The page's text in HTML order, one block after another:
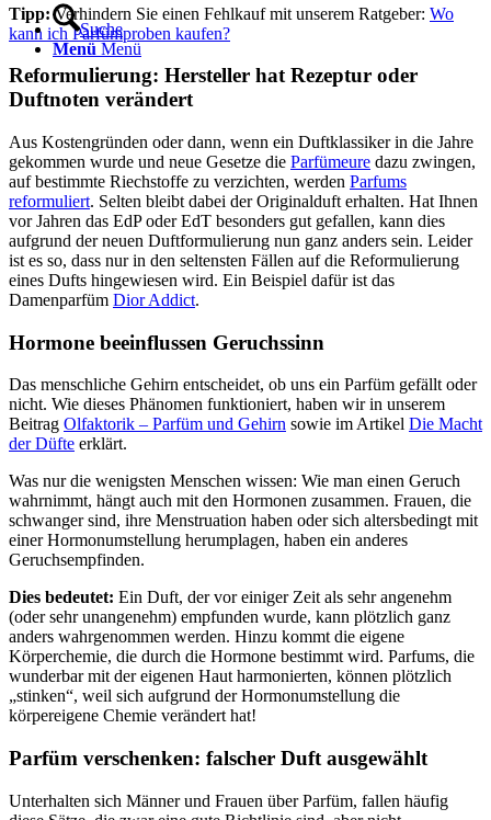
Suche
Menü Menü
Tipp:Verhindern Sie einen Fehlkauf mit unserem Ratgeber: Wo
kann ich Parfümproben kaufen?
Reformulierung: Hersteller hat Rezeptur oder
Duftnoten verändert
Aus Kostengründen oder dann, wenn ein Duftklassiker in die Jahre
gekommen wurde und neue Gesetze die Parfümeure dazu zwingen,
auf bestimmte Riechstoffe zu verzichten, werden Parfums
reformuliert. Selten bleibt dabei der Originalduft erhalten. Hat Ihnen
vor Jahren das EdP oder EdT besonders gut gefallen, kann dies
aufgrund der neuen Duftformulierung nun ganz anders sein. Leider
ist es so, dass nur in den seltensten Fällen auf die Reformulierung
eines Dufts hingewiesen wird. Ein Beispiel dafür ist das
Damenparfüm Dior Addict.
Hormone beeinflussen Geruchssinn
Das menschliche Gehirn entscheidet, ob uns ein Parfüm gefällt oder
nicht. Wie dieses Phänomen funktioniert, haben wir in unserem
Beitrag Olfaktorik – Parfüm und Gehirn sowie im Artikel Die Macht
der Düfte erklärt.
Was nur die wenigsten Menschen wissen: Wie man einen Geruch
wahrnimmt, hängt auch mit den Hormonen zusammen. Frauen, die
schwanger sind, ihre Menstruation haben oder sich altersbedingt mit
einer Hormonumstellung herumplagen, haben ein anderes
Geruchsempfinden.
Dies bedeutet: Ein Duft, der vor einiger Zeit als sehr angenehm
(oder sehr unangenehm) empfunden wurde, kann plötzlich ganz
anders wahrgenommen werden. Hinzu kommt die eigene
Körperchemie, die durch die Hormone bestimmt wird. Parfums, die
wunderbar mit der eigenen Haut harmonierten, können plötzlich
„stinken“, weil sich aufgrund der Hormonumstellung die
körpereigene Chemie verändert hat!
Parfüm verschenken: falscher Duft ausgewählt
Unterhalten sich Männer und Frauen über Parfüm, fallen häufig